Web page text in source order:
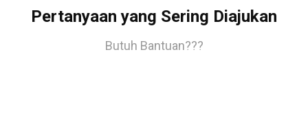
Pertanyaan yang Sering Diajukan
Butuh Bantuan???